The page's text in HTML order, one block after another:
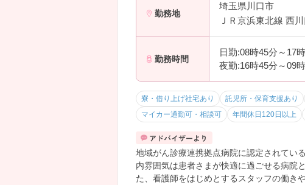
勤務地
埼玉県川口市
ＪＲ京浜東北線 西
勤務時間
日勤:08時45分～17
夜勤:16時45分～09
寮・借り上げ社宅あり 託児所・保育支援あり
マイカー通勤可・相談可
年間休日120日以上
地域がん診療連携拠点病院に認定されてい
内雰囲気は患者さまが快適に過ごせる病院
た、看護師をはじめとするスタッフの働き